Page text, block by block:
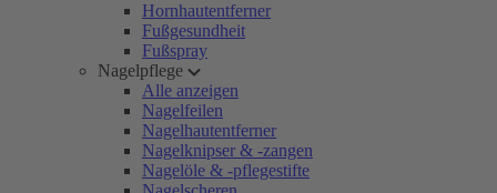
Hornhautentferner
Fußgesundheit
Fußspray
Nagelpflege
Alle anzeigen
Nagelfeilen
Nagelhautentferner
Nagelknipser & -zangen
Nagelöle & -pflegestifte